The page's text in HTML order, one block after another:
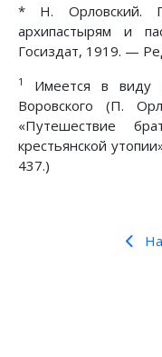
* Н. Орловский.
архипастырям и
Госиздат, 1919. —
1
Имеется в виду
Воровского (П.
«Путешествие
крестьянской
437.)